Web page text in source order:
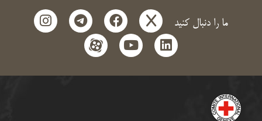
ما را دنبال کنید x
facebook
telegram
instagram
linkedin
youtube
aparat